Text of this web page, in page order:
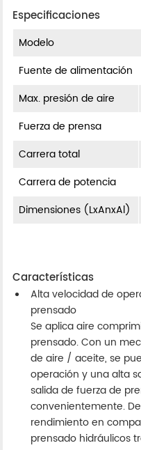
Especificaciones
Modelo
Fuente de alimentación
Max. presión de aire
Fuerza de prensa
Carrera total
Carrera de potencia
Dimensiones (LxAnxAl)
Características
Alta velocidad de
prensado
Se aplica aire
prensado. Con un
de aire / aceite, se
operación y una alta
salida de fuerza de
convenientemente.
rendimiento en
prensado hidráulicos